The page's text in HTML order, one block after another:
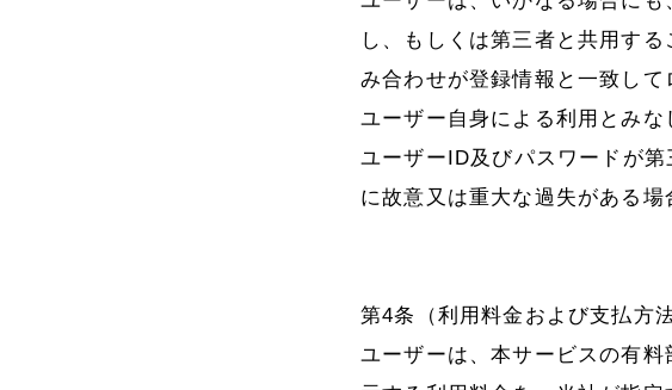
し、もしくは第三者と共用す
み合わせが登録情報と一致し
ユーザー自身による利用とみな
ユーザーID及びパスワードが
に故意又は重大な過失がある
第4条（利用料金および支払方法
ユーザーは、本サービスの有